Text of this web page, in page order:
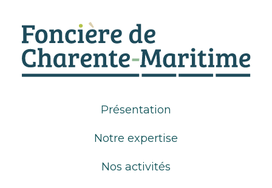
Présentation
Notre expertise
Nos activités